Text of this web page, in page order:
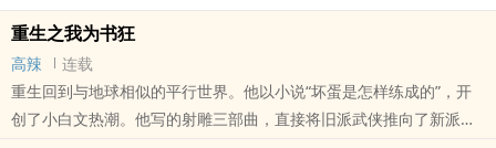
重生之我为书狂
高辣
连载
重生回到与地球相似的平行世界。他以小说“坏蛋是怎样练成的”，开
创了小白文热潮。他写的射雕三部曲，直接将旧派武侠推向了新派武